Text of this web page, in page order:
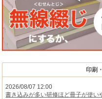
印刷
2026/08/07 12:00
書き込みが多い研修ほど冊子が使